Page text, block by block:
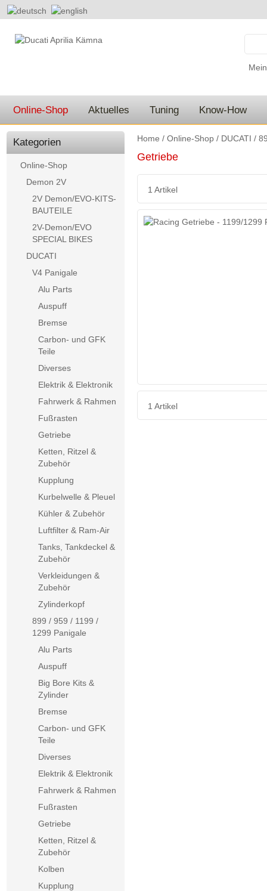
Online-Shop Aktuelles Tuning Know-How
Home / Online-Shop / DUCATI /
Getriebe
1 Artikel
1 Artikel
Kategorien
Online-Shop
Demon 2V
2V Demon/EVO-KITS-
BAUTEILE
2V-Demon/EVO
SPECIAL BIKES
DUCATI
V4 Panigale
Alu Parts
Auspuff
Bremse
Carbon- und GFK
Teile
Diverses
Elektrik & Elektronik
Fahrwerk & Rahmen
Fußrasten
Getriebe
Ketten, Ritzel &
Zubehör
Kupplung
Kurbelwelle & Pleuel
Kühler & Zubehör
Luftfilter & Ram-Air
Tanks, Tankdeckel &
Zubehör
Verkleidungen &
Zubehör
Zylinderkopf
899 / 959 / 1199 /
1299 Panigale
Alu Parts
Auspuff
Big Bore Kits &
Zylinder
Bremse
Carbon- und GFK
Teile
Diverses
Elektrik & Elektronik
Fahrwerk & Rahmen
Fußrasten
Getriebe
Ketten, Ritzel &
Zubehör
Kolben
Kupplung